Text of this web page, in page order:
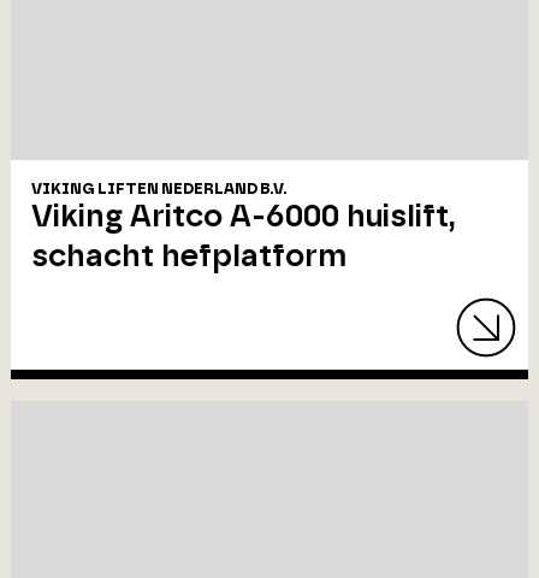
VIKING LIFTEN NEDERLAND B.V.
Viking Aritco A-6000 huislift,
schacht hefplatform